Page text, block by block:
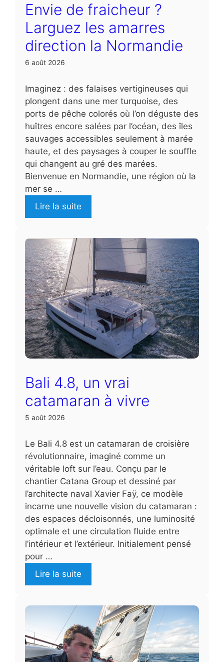
Envie de fraicheur ?
Larguez les amarres
direction la Normandie
6 août 2026
Imaginez : des falaises vertigineuses qui
plongent dans une mer turquoise, des
ports de pêche colorés où l’on déguste des
huîtres encore salées par l’océan, des îles
sauvages accessibles seulement à marée
haute, et des paysages à couper le souffle
qui changent au gré des marées.
Bienvenue en Normandie, une région où la
mer se …
Lire la suite
Bali 4.8, un vrai
catamaran à vivre
5 août 2026
Le Bali 4.8 est un catamaran de croisière
révolutionnaire, imaginé comme un
véritable loft sur l’eau. Conçu par le
chantier Catana Group et dessiné par
l’architecte naval Xavier Faÿ, ce modèle
incarne une nouvelle vision du catamaran :
des espaces décloisonnés, une luminosité
optimale et une circulation fluide entre
l’intérieur et l’extérieur. Initialement pensé
pour …
Lire la suite